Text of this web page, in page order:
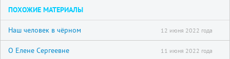
ПОХОЖИЕ МАТЕРИАЛЫ
Наш человек в чёрном 12 июня 2022 года
О Елене Сергеевне 11 июня 2022 года